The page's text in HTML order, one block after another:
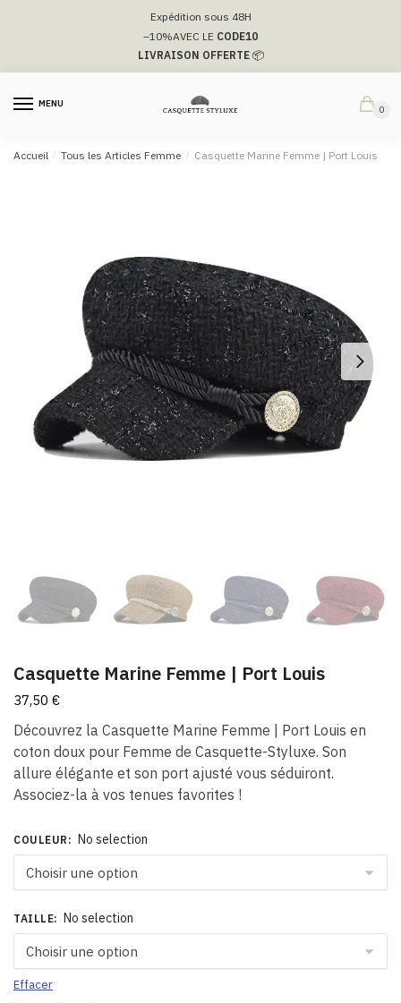
navigation
Expédition sous 48H
–10%AVEC LE CODE10
LIVRAISON OFFERTE📦
MENU
0
Accueil / Tous les Articles Femme / Casquette Marine Femme | Port Louis
Casquette Marine Femme | Port Louis
37,50 €
Découvrez la Casquette Marine Femme | Port Louis en
coton doux pour Femme de Casquette-Styluxe. Son
allure élégante et son port ajusté vous séduiront.
Associez-la à vos tenues favorites !
COULEUR : No selection
TAILLE: No selection
Effacer